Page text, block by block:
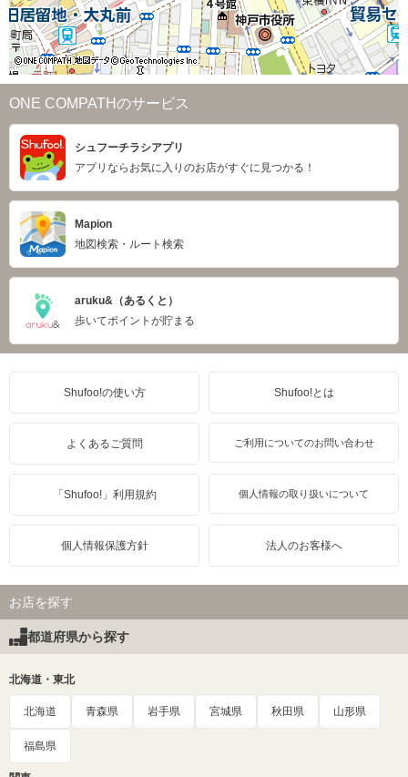
ONE COMPATHのサービス
シュフーチラシアプリ
アプリならお気に入りのお店がすぐに見つかる！
Mapion
地図検索・ルート検索
aruku&（あるくと）
歩いてポイントが貯まる
Shufoo!の使い方 Shufoo!とは
よくあるご質問 ご利用についてのお問い合わせ
「Shufoo!」利用規約 個人情報の取り扱いについて
個人情報保護方針 法人のお客様へ
お店を探す
都道府県から探す
北海道・東北
北海道 青森県 岩手県 宮城県 秋田県 山形県
福島県